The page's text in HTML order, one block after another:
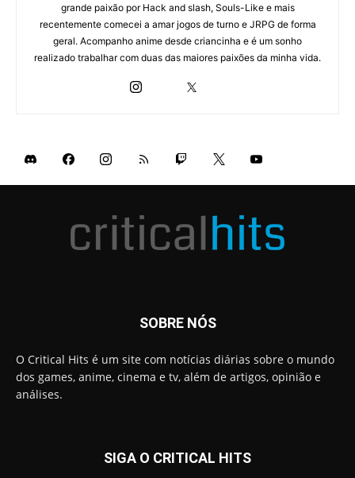
grande paixão por Hack and slash, Souls-Like e mais
recentemente comecei a amar jogos de turno e JRPG de forma
geral. Acompanho anime desde criancinha e é um sonho
realizado trabalhar com duas das maiores paixões da minha vida.
SOBRE NÓS
O Critical Hits é um site com notícias diárias sobre o mundo
dos games, anime, cinema e tv, além de artigos, opinião e
análises.
SIGA O CRITICAL HITS